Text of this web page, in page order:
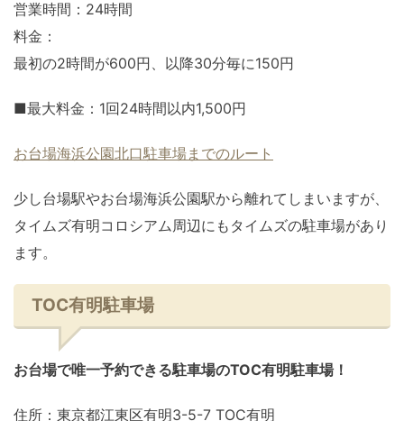
営業時間：24時間
料金：
最初の2時間が600円、以降30分毎に150円
■最大料金：1回24時間以内1,500円
お台場海浜公園北口駐車場までのルート
少し台場駅やお台場海浜公園駅から離れてしまいますが、
タイムズ有明コロシアム周辺にもタイムズの駐車場があり
ます。
TOC有明駐車場
お台場で唯一予約できる駐車場のTOC有明駐車場！
住所：東京都江東区有明3-5-7 TOC有明